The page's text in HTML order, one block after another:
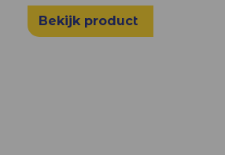
Bekijk product